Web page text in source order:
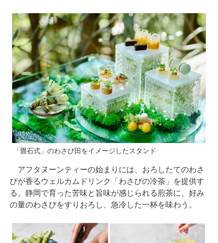
「畳石式」のわさび田をイメージしたスタンド
アフタヌーンティーの始まりには、おろしたてのわさ
びが香るウェルカムドリンク「わさびの冷茶」を提供す
る。静岡で育った苦味と旨味が感じられる煎茶に、好み
の量のわさびをすりおろし、急冷した一杯を味わう。